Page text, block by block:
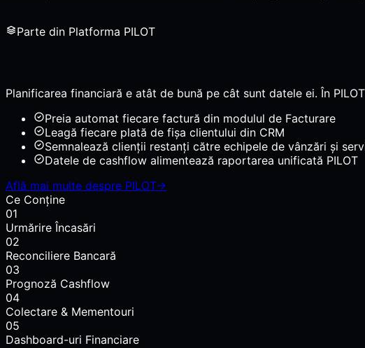
Parte din Platforma PILOT
Planificarea financiară e atât de bună pe cât sunt datele ei. În
Preia automat fiecare factură din modulul de Facturare
Leagă fiecare plată de fișa clientului din CRM
Semnalează clienții restanți către echipele de vânzări și
Datele de cashflow alimentează raportarea unificată PILOT
Află mai multe despre PILOT→
Ce Conține
01
Urmărire Încasări
02
Reconciliere Bancară
03
Prognoză Cashflow
04
Colectare & Mementouri
05
Dashboard-uri Financiare